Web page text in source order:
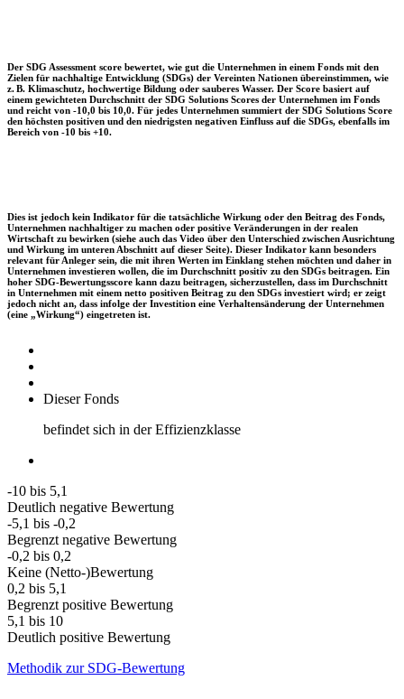
Der SDG Assessment score bewertet, wie gut die Unternehmen in einem Fonds mit den
Zielen für nachhaltige Entwicklung (SDGs) der Vereinten Nationen übereinstimmen, wie
z. B. Klimaschutz, hochwertige Bildung oder sauberes Wasser. Der Score basiert auf
einem gewichteten Durchschnitt der SDG Solutions Scores der Unternehmen im Fonds
und reicht von -10,0 bis 10,0. Für jedes Unternehmen summiert der SDG Solutions Score
den höchsten positiven und den niedrigsten negativen Einfluss auf die SDGs, ebenfalls im
Bereich von -10 bis +10.
Dies ist jedoch kein Indikator für die tatsächliche Wirkung oder den Beitrag des Fonds,
Unternehmen nachhaltiger zu machen oder positive Veränderungen in der realen
Wirtschaft zu bewirken (siehe auch das Video über den Unterschied zwischen Ausrichtung
und Wirkung im unteren Abschnitt auf dieser Seite). Dieser Indikator kann besonders
relevant für Anleger sein, die mit ihren Werten im Einklang stehen möchten und daher in
Unternehmen investieren wollen, die im Durchschnitt positiv zu den SDGs beitragen. Ein
hoher SDG-Bewertungsscore kann dazu beitragen, sicherzustellen, dass im Durchschnitt
in Unternehmen mit einem netto positiven Beitrag zu den SDGs investiert wird; er zeigt
jedoch nicht an, dass infolge der Investition eine Verhaltensänderung der Unternehmen
(eine „Wirkung“) eingetreten ist.
Dieser Fonds
befindet sich in der Effizienzklasse
-10 bis 5,1
Deutlich negative Bewertung
-5,1 bis -0,2
Begrenzt negative Bewertung
-0,2 bis 0,2
Keine (Netto-)Bewertung
0,2 bis 5,1
Begrenzt positive Bewertung
5,1 bis 10
Deutlich positive Bewertung
Methodik zur SDG-Bewertung